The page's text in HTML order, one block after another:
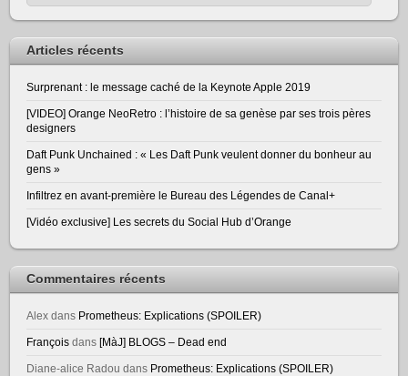
Articles récents
Surprenant : le message caché de la Keynote Apple 2019
[VIDEO] Orange NeoRetro : l’histoire de sa genèse par ses trois pères
designers
Daft Punk Unchained : « Les Daft Punk veulent donner du bonheur au
gens »
Infiltrez en avant-première le Bureau des Légendes de Canal+
[Vidéo exclusive] Les secrets du Social Hub d’Orange
Commentaires récents
Alex dans Prometheus: Explications (SPOILER)
François dans [MàJ] BLOGS – Dead end
Diane-alice Radou dans Prometheus: Explications (SPOILER)